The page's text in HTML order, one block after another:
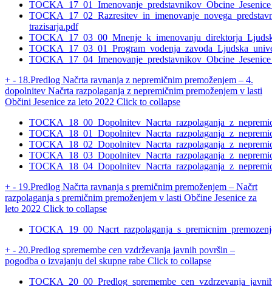
trazisarja.pdf
+ - 18.Predlog Načrta ravnanja z nepremičnim premoženjem – 4.
dopolnitev Načrta razpolaganja z nepremičnim premoženjem v lasti
Občini Jesenice za leto 2022 Click to collapse
+ - 19.Predlog Načrta ravnanja s premičnim premoženjem – Načrt
razpolaganja s premičnim premoženjem v lasti Občine Jesenice za
leto 2022 Click to collapse
+ - 20.Predlog spremembe cen vzdrževanja javnih površin –
pogodba o izvajanju del skupne rabe Click to collapse